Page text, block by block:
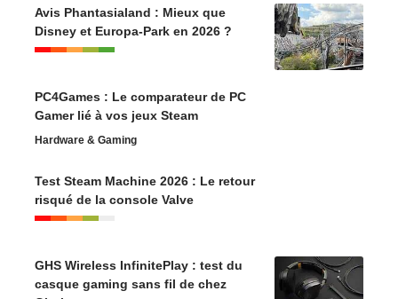
Avis Phantasialand : Mieux que
Disney et Europa-Park en 2026 ?
PC4Games : Le comparateur de PC
Gamer lié à vos jeux Steam
Hardware & Gaming
Test Steam Machine 2026 : Le retour
risqué de la console Valve
GHS Wireless InfinitePlay : test du
casque gaming sans fil de chez